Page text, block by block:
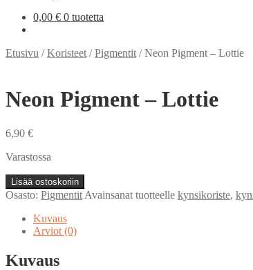
0,00 € 0 tuotetta
Etusivu /Koristeet /Pigmentit /Neon Pigment – Lottie
Neon Pigment – Lottie
6,90 €
Varastossa
Neon
Pigment
Lottie
määrä
Lisää ostoskoriin
Osasto: Pigmentit Avainsanat tuotteelle kynsikoriste,
Kuvaus
Arviot (0)
Kuvaus